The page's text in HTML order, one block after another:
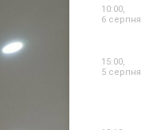
10:00,
6 серпня
15:00,
5 серпня